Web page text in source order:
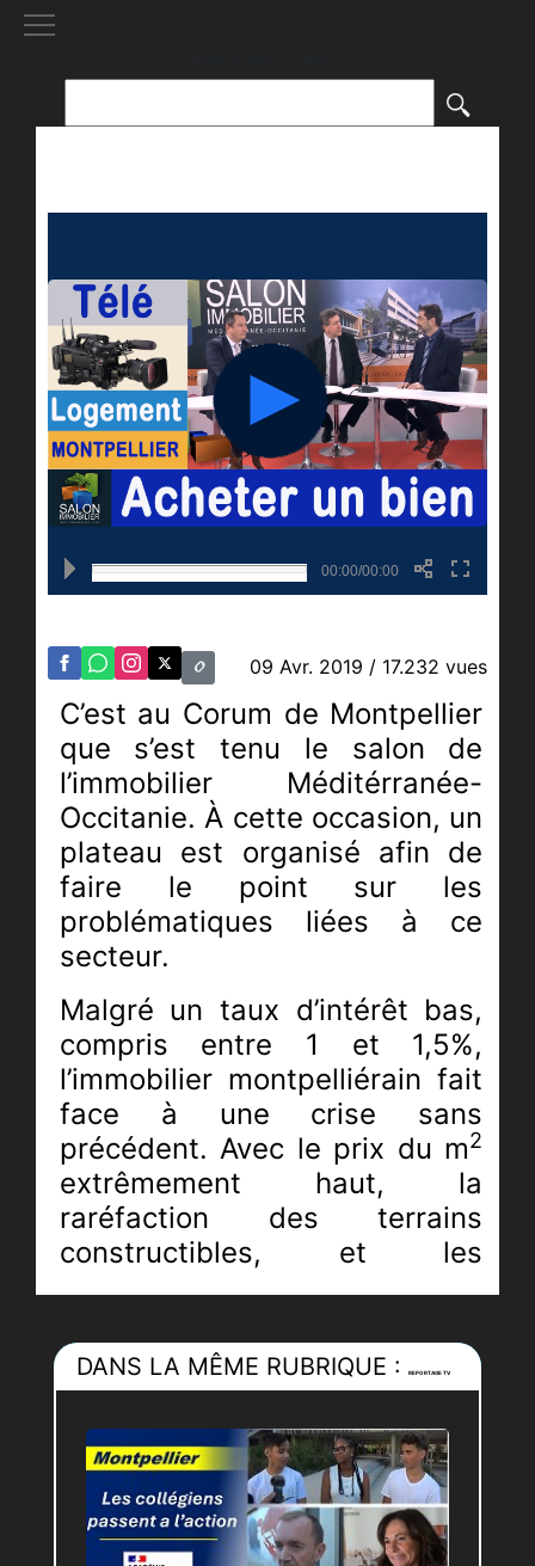
00:00/00:00
09 Avr. 2019 / 17.232 vues
C’est au Corum de Montpellier
que s’est tenu le salon de
l’immobilier Méditérranée-
Occitanie. À cette occasion, un
plateau est organisé afin de
faire le point sur les
problématiques liées à ce
secteur.
Malgré un taux d’intérêt bas,
compris entre 1 et 1,5%,
l’immobilier montpelliérain fait
face à une crise sans
précédent. Avec le prix du m2
extrêmement haut, la
raréfaction des terrains
constructibles, et les
propriétaires fonciers qui ont
vendant leur bien, la demande
de logement dépasse les
offres, ce qui, sur le long
terme, pourrait nuire au
développement économique
du bassin montpelliérain.
DANS LA MÊME RUBRIQUE :REPORTAGE TV